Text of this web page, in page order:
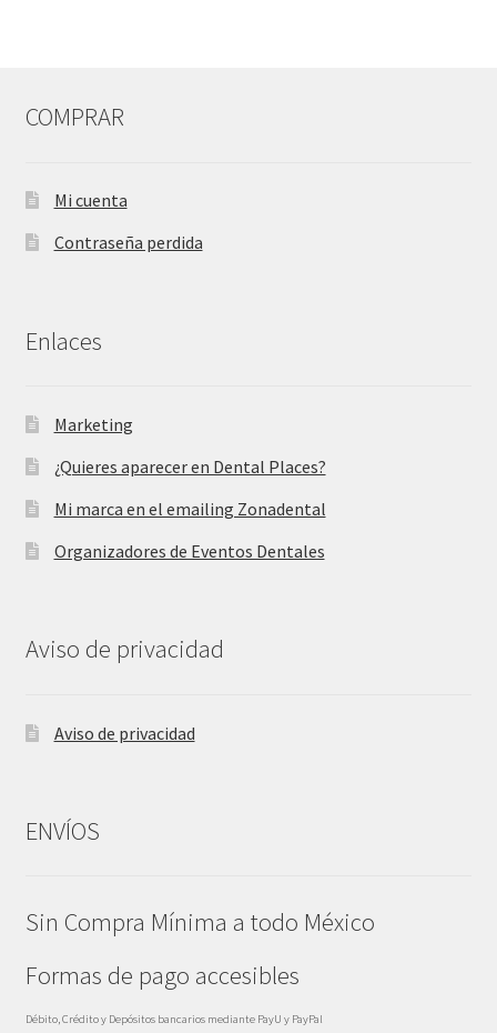
COMPRAR
Mi cuenta
Contraseña perdida
Enlaces
Marketing
¿Quieres aparecer en Dental Places?
Mi marca en el emailing Zonadental
Organizadores de Eventos Dentales
Aviso de privacidad
Aviso de privacidad
ENVÍOS
Sin Compra Mínima a todo México
Formas de pago accesibles
Débito, Crédito y Depósitos bancarios mediante PayU y PayPal